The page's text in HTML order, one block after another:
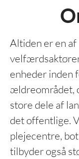
Altiden er en
enheder inden
ældreområdet,
store dele af
det offentlige.
plejecentre,
tilbyder også